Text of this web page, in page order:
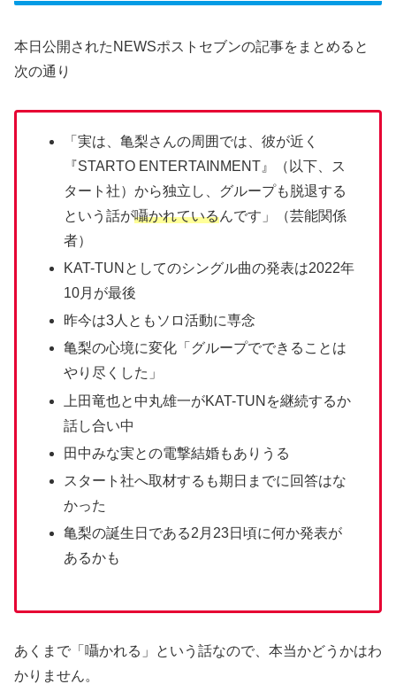
本日公開されたNEWSポストセブンの記事をまとめると
次の通り
「実は、亀梨さんの周囲では、彼が近く
『STARTO ENTERTAINMENT』（以下、ス
タート社）から独立し、グループも脱退する
という話が囁かれているんです」（芸能関係
者）
KAT-TUNとしてのシングル曲の発表は2022年
10月が最後
昨今は3人ともソロ活動に専念
亀梨の心境に変化「グループでできることは
やり尽くした」
上田竜也と中丸雄一がKAT-TUNを継続するか
話し合い中
田中みな実との電撃結婚もありうる
スタート社へ取材するも期日までに回答はな
かった
亀梨の誕生日である2月23日頃に何か発表が
あるかも
あくまで「囁かれる」という話なので、本当かどうかはわ
かりません。